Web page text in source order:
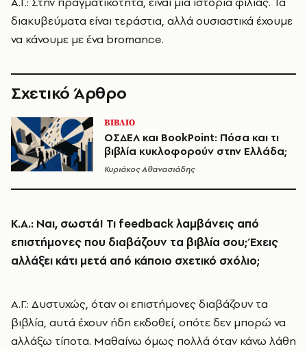
διακυβεύματα είναι τεράστια, αλλά ουσιαστικά έχουμε
να κάνουμε με ένα bromance.
Σχετικό Άρθρο
ΒΙΒΛΙΟ
ΟΣΔΕΛ και BookPoint: Πόσα και τι
βιβλία κυκλοφορούν στην Ελλάδα;
Κυριάκος Αθανασιάδης
Κ.Α.: Ναι, σωστά! Τι feedback λαμβάνεις από
επιστήμονες που διαβάζουν τα βιβλία σου; Έχεις
αλλάξει κάτι μετά από κάποιο σχετικό σχόλιο;
Α.Γ.: Δυστυχώς, όταν οι επιστήμονες διαβάζουν τα
βιβλία, αυτά έχουν ήδη εκδοθεί, οπότε δεν μπορώ να
αλλάξω τίποτα. Μαθαίνω όμως πολλά όταν κάνω λάθη